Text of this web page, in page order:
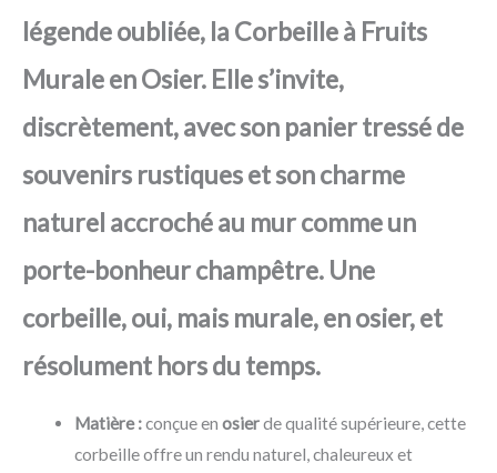
légende oubliée, la Corbeille à Fruits
Murale en Osier. Elle s’invite,
discrètement, avec son panier tressé de
souvenirs rustiques et son charme
naturel accroché au mur comme un
porte-bonheur champêtre. Une
corbeille, oui, mais murale, en osier, et
résolument hors du temps.
Matière :conçue en osierde qualité supérieure, cette
corbeille offre un rendu naturel, chaleureux et